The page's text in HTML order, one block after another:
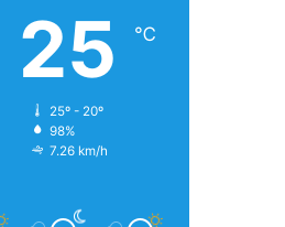
25 ℃
25º - 20º
98%
7.26 km/h